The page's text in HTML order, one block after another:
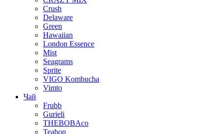
Crush
Delaware
Green
Hawaiian
London Essence
Mist
Seagrams
Sprite
VIGO Kombucha
Vimto
Чай
Frubb
Gurieli
THEBOBAco
Teahon